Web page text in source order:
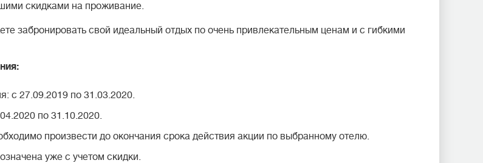
скидками на проживание.
забронировать свой идеальный отдых по очень привлекательным ценам и с гибкими
с 27.09.2019 по 31.03.2020.
по 31.10.2020.
произвести до окончания срока действия акции по выбранному отелю.
уже с учетом скидки.